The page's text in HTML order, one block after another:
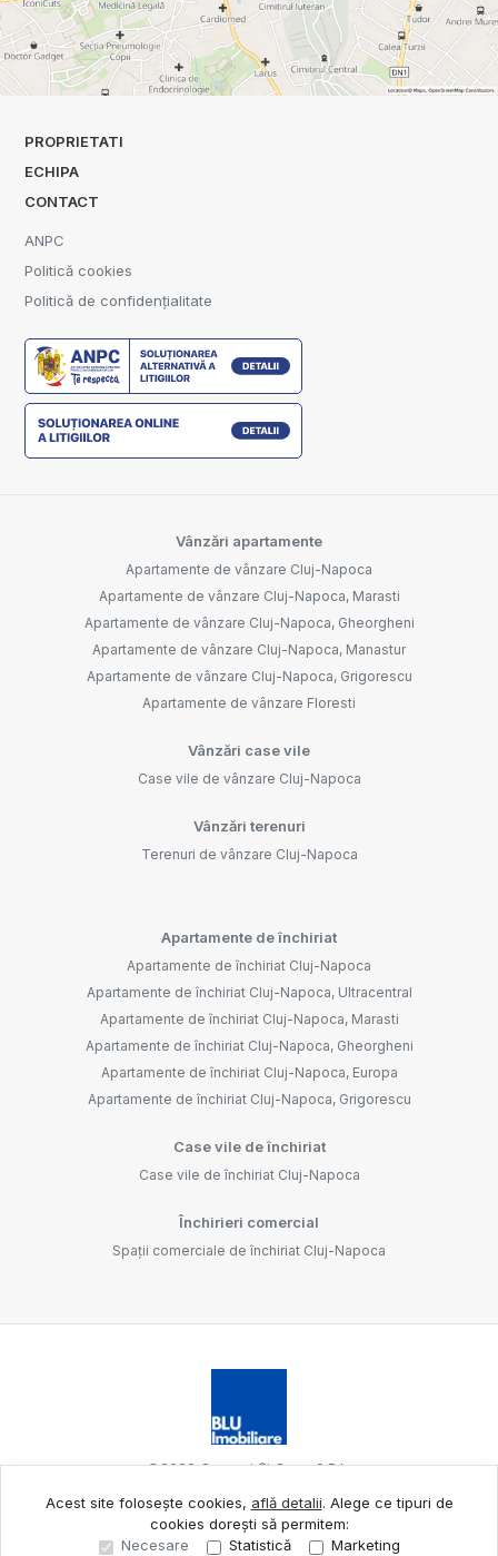
PROPRIETATI
ECHIPA
CONTACT
ANPC
Politică cookies
Politică de confidențialitate
Vânzări apartamente
Apartamente de vânzare Cluj-Napoca
Apartamente de vânzare Cluj-Napoca, Marasti
Apartamente de vânzare Cluj-Napoca, Gheorgheni
Apartamente de vânzare Cluj-Napoca, Manastur
Apartamente de vânzare Cluj-Napoca, Grigorescu
Apartamente de vânzare Floresti
Vânzări case vile
Case vile de vânzare Cluj-Napoca
Vânzări terenuri
Terenuri de vânzare Cluj-Napoca
Apartamente de închiriat
Apartamente de închiriat Cluj-Napoca
Apartamente de închiriat Cluj-Napoca, Ultracentral
Apartamente de închiriat Cluj-Napoca, Marasti
Apartamente de închiriat Cluj-Napoca, Gheorgheni
Apartamente de închiriat Cluj-Napoca, Europa
Apartamente de închiriat Cluj-Napoca, Grigorescu
Case vile de închiriat
Case vile de închiriat Cluj-Napoca
Închirieri comercial
Spații comerciale de închiriat Cluj-Napoca
©2026Oameni Și Case S.R.L.
Site creat în
Acest site folosește cookies, află detalii. Alege ce tipuri de
cookies dorești să permitem:
Necesare
Statistică Marketing